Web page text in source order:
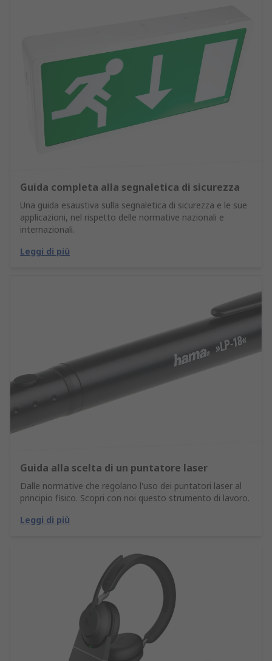
Guida completa alla segnaletica di sicurezza
Una guida esaustiva sulla segnaletica di sicurezza e le sue
applicazioni, nel rispetto delle normative nazionali e
internazionali.
Leggi di più
Guida alla scelta di un puntatore laser
Dalle normative che regolano l'uso dei puntatori laser al
principio fisico. Scopri con noi questo strumento di lavoro.
Leggi di più